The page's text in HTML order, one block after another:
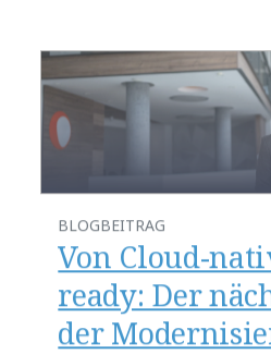
BLOGBEITRAG
Von Cloud-
ready: Der
der